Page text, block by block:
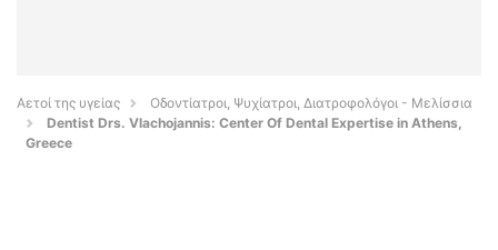
Αετοί της υγείας
Οδοντίατροι, Ψυχίατροι, Διατροφολόγοι - Μελίσσια
Dentist Drs. Vlachojannis: Center Of Dental Expertise in Athens,
Greece